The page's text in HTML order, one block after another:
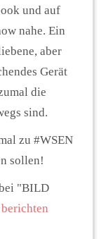
und auf
nahe. Ein
aber
Gerät
die
sind.
zu #WSEN
sollen!
"BILD